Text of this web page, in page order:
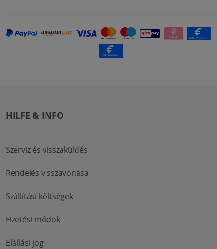
HILFE & INFO
Szerviz és visszaküldés
Rendelés visszavonása
Szállítási költségek
Fizetési módok
Elállási jog